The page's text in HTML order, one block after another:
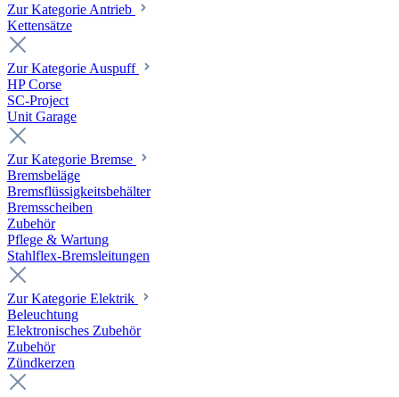
Zur Kategorie Antrieb
Kettensätze
Zur Kategorie Auspuff
HP Corse
SC-Project
Unit Garage
Zur Kategorie Bremse
Bremsbeläge
Bremsflüssigkeitsbehälter
Bremsscheiben
Zubehör
Pflege & Wartung
Stahlflex-Bremsleitungen
Zur Kategorie Elektrik
Beleuchtung
Elektronisches Zubehör
Zubehör
Zündkerzen